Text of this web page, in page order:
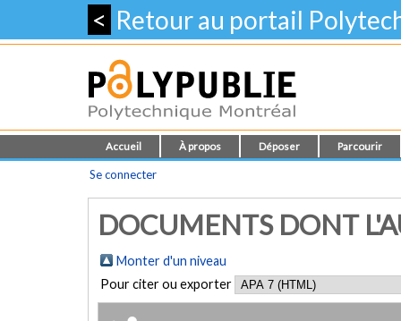
< Retour au portail
Accueil À propos Déposer Parcourir
Se connecter
DOCUMENTS DONT
Monter d'un niveau
Pour citer ou exporter